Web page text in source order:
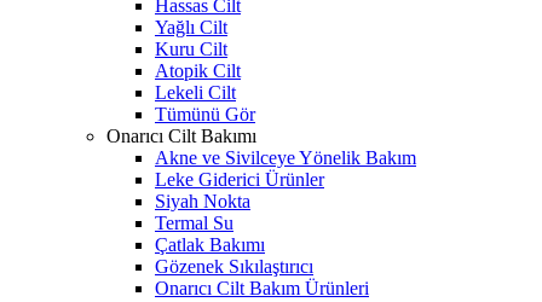
Hassas Cilt
Yağlı Cilt
Kuru Cilt
Atopik Cilt
Lekeli Cilt
Tümünü Gör
Onarıcı Cilt Bakımı
Akne ve Sivilceye Yönelik Bakım
Leke Giderici Ürünler
Siyah Nokta
Termal Su
Çatlak Bakımı
Gözenek Sıkılaştırıcı
Onarıcı Cilt Bakım Ürünleri